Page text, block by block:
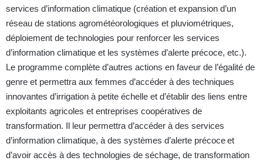
services d’information climatique (création et expansion d’un
réseau de stations agrométéorologiques et pluviométriques,
déploiement de technologies pour renforcer les services
d’information climatique et les systèmes d’alerte précoce, etc.).
Le programme complète d’autres actions en faveur de l’égalité de
genre et permettra aux femmes d’accéder à des techniques
innovantes d’irrigation à petite échelle et d’établir des liens entre
exploitants agricoles et entreprises coopératives de
transformation. Il leur permettra d’accéder à des services
d’information climatique, à des systèmes d’alerte précoceet
d’avoir accès à des technologies de séchage, de transformation